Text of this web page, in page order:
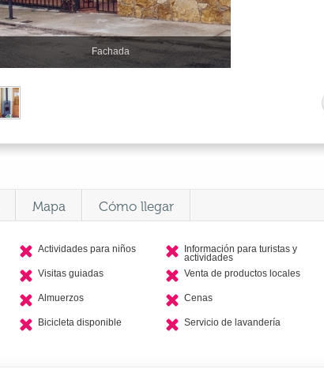
Fachada
Mapa Cómo llegar
Actividades para niños Información para turistas y
actividades
Visitas guiadas Venta de productos locales
Almuerzos Cenas
Bicicleta disponible Servicio de lavandería